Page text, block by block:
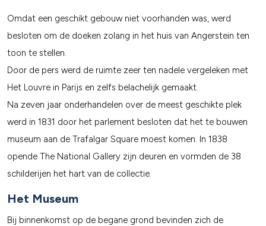
Omdat een geschikt gebouw niet voorhanden was, werd
besloten om de doeken zolang in het huis van Angerstein ten
toon te stellen.
Door de pers werd de ruimte zeer ten nadele vergeleken met
Het Louvre in Parijs en zelfs belachelijk gemaakt.
Na zeven jaar onderhandelen over de meest geschikte plek
werd in 1831 door het parlement besloten dat het te bouwen
museum aan de Trafalgar Square moest komen. In 1838
opende The National Gallery zijn deuren en vormden de 38
schilderijen het hart van de collectie.
Het Museum
Bij binnenkomst op de begane grond bevinden zich de